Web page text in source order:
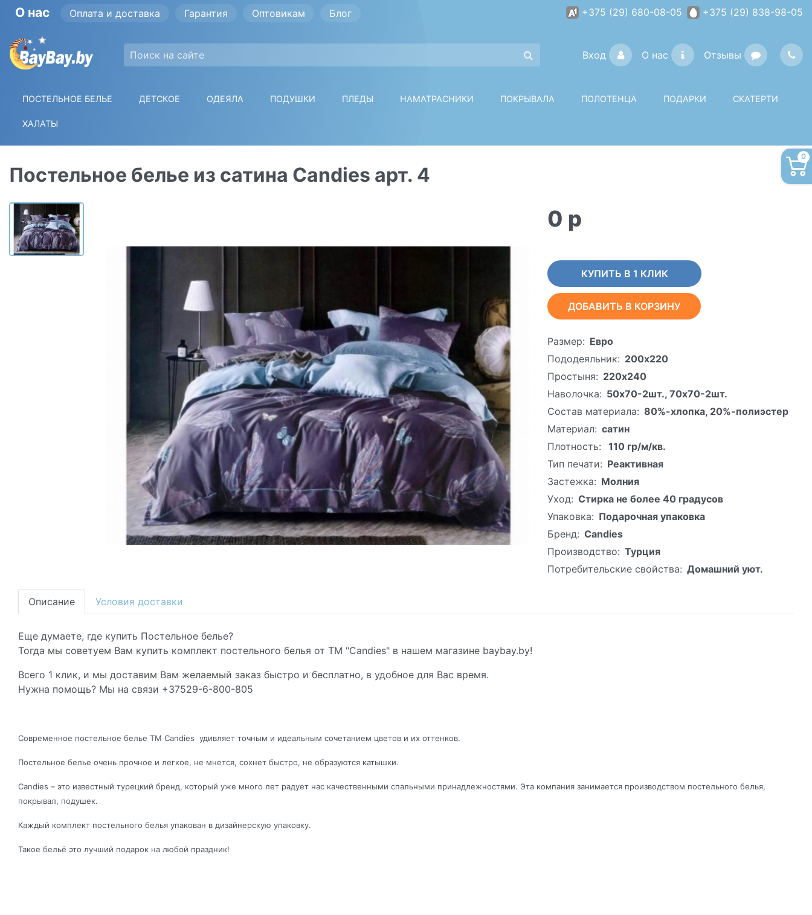
О нас Оплата и доставка Гарантия Оптовикам Блог +375 (29) 680-08-05 +375 (29) 838-98-05
Вход О нас Отзывы
0
ПОСТЕЛЬНОЕ БЕЛЬЕ ДЕТСКОЕ ОДЕЯЛА ПОДУШКИ ПЛЕДЫ НАМАТРАСНИКИ ПОКРЫВАЛА ПОЛОТЕНЦА ПОДАРКИ СКАТЕРТИ
ХАЛАТЫ
Постельное белье из сатина Candies арт. 4
0 p
КУПИТЬ В 1 КЛИК
ДОБАВИТЬ В КОРЗИНУ
Размер: Евро
Пододеяльник: 200х220
Простыня: 220х240
Наволочка: 50х70-2шт., 70х70-2шт.
Состав материала: 80%-хлопка, 20%-полиэстер
Материал: сатин
Плотность:
110 гр/м/кв.
Тип печати: Реактивная
Застежка: Молния
Уход: Стирка не более 40 градусов
Упаковка: Подарочная упаковка
Бренд: Candies
Производство: Турция
Потребительские свойства: Домашний уют.
Описание Условия доставки
Еще думаете, где купить Постельное белье?
Тогда мы советуем Вам купить комплект постельного белья от ТМ "Candies" в нашем магазине baybay.by!
Всего 1 клик, и мы доставим Вам желаемый заказ быстро и бесплатно, в удобное для Вас время.
Нужна помощь? Мы на связи +37529-6-800-805
Современное постельное белье ТМ Candies удивляет точным и идеальным сочетанием цветов и их оттенков.
Постельное белье очень прочное и легкое, не мнется, сохнет быстро, не образуются катышки.
Candies – это известный турецкий бренд, который уже много лет радует нас качественными спальными принадлежностями. Эта компания занимается производством постельного белья,
покрывал, подушек.
Каждый комплект постельного белья упакован в дизайнерскую упаковку.
Такое бельё это лучший подарок на любой праздник!